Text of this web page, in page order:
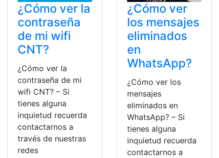
¿Cómo ver la
contraseña
de mi wifi
CNT?
¿Cómo ver la
contraseña de mi
wifi CNT? – Si
tienes alguna
inquietud recuerda
contactarnos a
través de nuestras
redes
¿Cómo ver
los mensajes
eliminados
en
WhatsApp?
¿Cómo ver los
mensajes
eliminados en
WhatsApp? – Si
tienes alguna
inquietud recuerda
contactarnos a